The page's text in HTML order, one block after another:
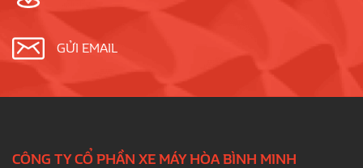
GỬI EMAIL
CÔNG TY CỔ PHẦN XE MÁY HÒA BÌNH MINH